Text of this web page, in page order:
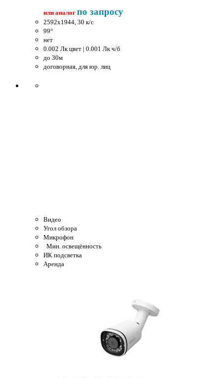
или аналог по запросу
2592x1944, 30 к/c
99°
нет
0.002 Лк цвет | 0.001 Лк ч/б
до 30м
договорная, для юр. лиц
Видео
Угол обзора
Микрофон
Мин. освещённость
ИК подсветка
Аренда